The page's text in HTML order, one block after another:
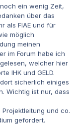
ein wenig Zeit,
über das
als FIAE und für
möglich
meinen
im Forum habe ich
welcher hier
IHK und GELD.
sicherlich einiges
Wichtig ist nur, dass
und co.
gefordert.